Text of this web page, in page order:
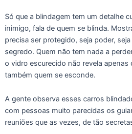
Só que a blindagem tem um detalhe
inimigo, fala de quem se blinda.
precisa ser protegido, seja poder,
segredo. Quem não tem nada a
o vidro escurecido não revela apenas
também quem se esconde.
A gente observa esses carros
com pessoas muito parecidas os
reuniões que as vezes, de tão